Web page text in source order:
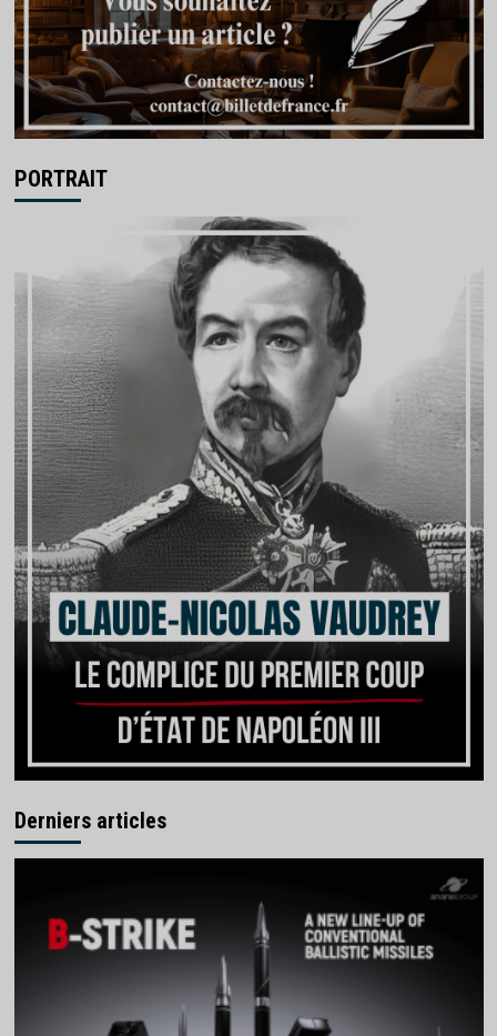
PORTRAIT
Derniers articles